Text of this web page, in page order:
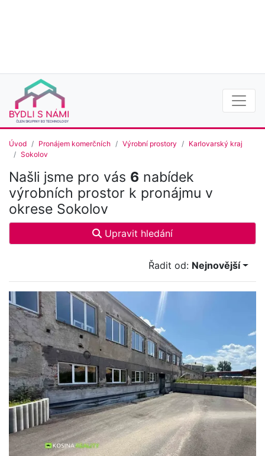
Úvod Pronájem komerčních Výrobní prostory
Karlovarský kraj
Sokolov
Našli jsme pro vás 6 nabídek
výrobních prostor k pronájmu v
okrese Sokolov
Upravit hledání
Řadit od: Nejnovější